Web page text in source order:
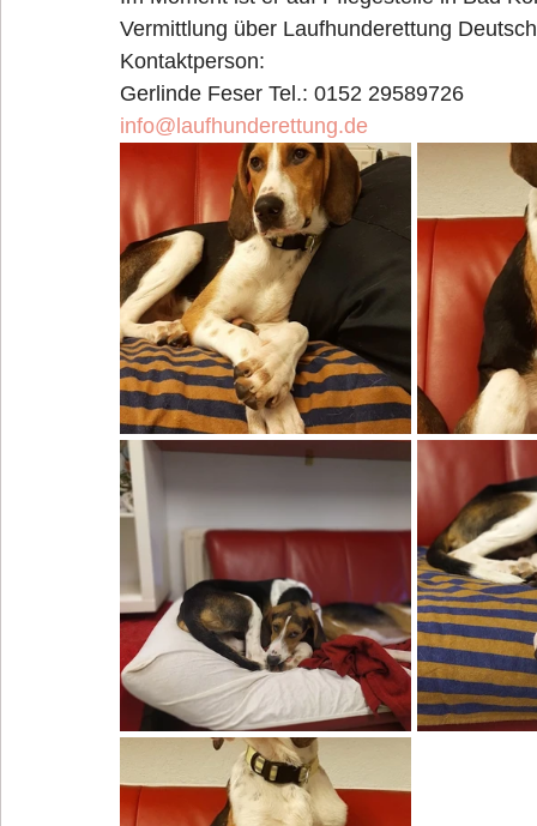
Vermittlung über Laufhunderettung
Kontaktperson:
Gerlinde Feser Tel.: 0152 29589726
info@laufhunderettung.de